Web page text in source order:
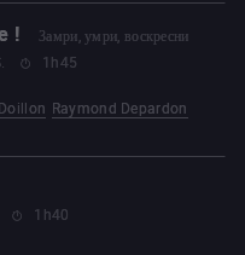
!
Замри, умри, воскресни
1h45
Raymond Depardon
1h40